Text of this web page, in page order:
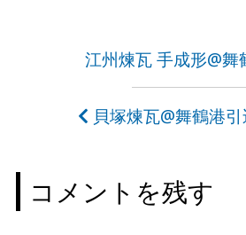
ビ
ゲ
江州煉瓦 手成形@舞
貝塚煉瓦@舞鶴港
コメントを残す